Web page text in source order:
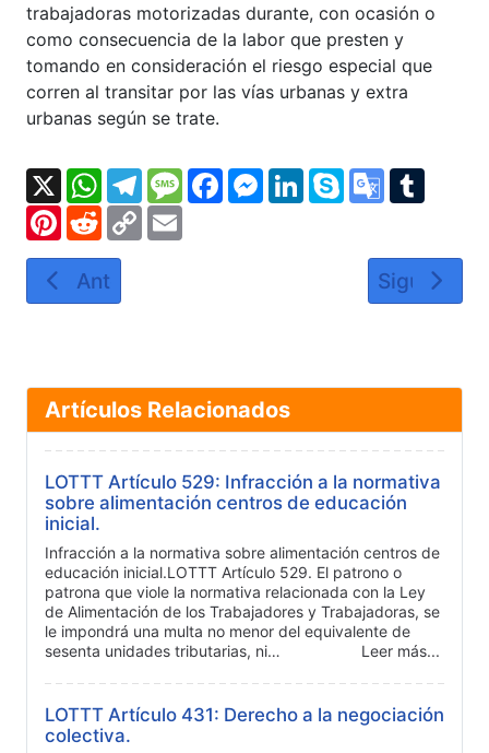
trabajadoras motorizadas durante, con ocasión o
como consecuencia de la labor que presten y
tomando en consideración el riesgo especial que
corren al transitar por las vías urbanas y extra
urbanas según se trate.
X WhatsApp
TelegramMessageFacebook
Messenger
LinkedInSkypeGoogle
PinterestRedditCopy
Artículo anterior: LOTTT Artículo 284:
Anterior Artículo
Siguiente
Artículos Relacionados
LOTTT Artículo 529: Infracción a la normativa
sobre alimentación centros de educación
inicial.
Infracción a la normativa sobre alimentación centros de
educación inicial.LOTTT Artículo 529. El patrono o
patrona que viole la normativa relacionada con la Ley
de Alimentación de los Trabajadores y Trabajadoras, se
le impondrá una multa no menor del equivalente de
sesenta unidades tributarias, ni…
Leer más...
LOTTT Artículo 431: Derecho a la negociación
colectiva.